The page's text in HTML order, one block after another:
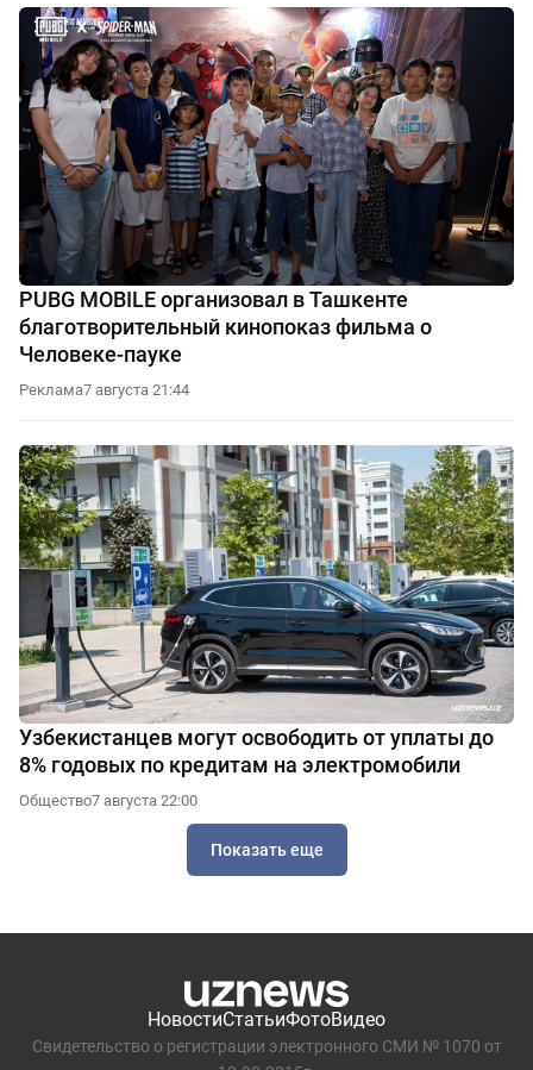
PUBG MOBILE организовал в Ташкенте
благотворительный кинопоказ фильма о
Человеке-пауке
Реклама7 августа 21:44
Узбекистанцев могут освободить от уплаты до
8% годовых по кредитам на электромобили
Общество7 августа 22:00
Показать еще
НовостиСтатьиФотоВидео
Свидетельство о регистрации электронного СМИ № 1070 от